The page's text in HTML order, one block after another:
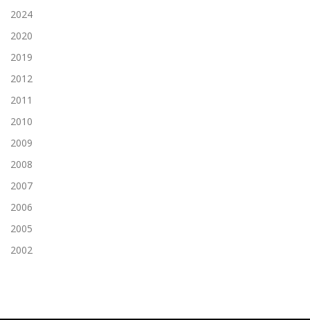
2024
2020
2019
2012
2011
2010
2009
2008
2007
2006
2005
2002